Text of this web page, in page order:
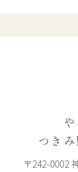
つき
〒242-0002